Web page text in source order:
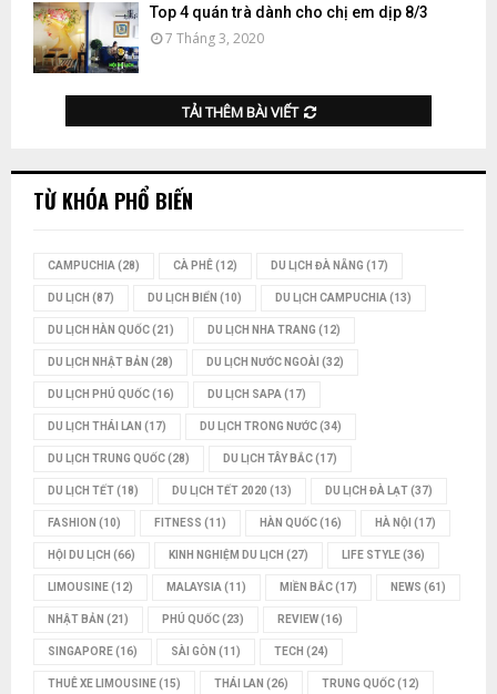
Top 4 quán trà dành cho chị em dịp 8/3
7 Tháng 3, 2020
TẢI THÊM BÀI VIẾT
TỪ KHÓA PHỔ BIẾN
CAMPUCHIA (28) CÀ PHÊ(12) DU LỊCH ĐÀ NẴNG (17)
DU LỊCH (87) DU LỊCH BIỂN (10) DU LỊCH CAMPUCHIA (13)
DU LỊCH HÀN QUỐC(21) DU LỊCH NHA TRANG (12)
DU LỊCH NHẬT BẢN (28) DU LỊCH NƯỚC NGOÀI (32)
DU LỊCH PHÚ QUỐC(16) DU LỊCH SAPA (17)
DU LỊCH THÁI LAN (17) DU LỊCH TRONG NƯỚC(34)
DU LỊCH TRUNG QUỐC(28) DU LỊCH TÂY BẮC(17)
DU LỊCH TẾT(18) DU LỊCH TẾT 2020 (13) DU LỊCH ĐÀ LẠT(37)
FASHION (10) FITNESS (11) HÀN QUỐC(16) HÀ NỘI (17)
HỘI DU LỊCH (66) KINH NGHIỆM DU LỊCH (27) LIFE STYLE(36)
LIMOUSINE(12) MALAYSIA (11) MIỀN BẮC(17) NEWS (61)
NHẬT BẢN (21) PHÚ QUỐC(23) REVIEW(16)
SINGAPORE(16) SÀI GÒN (11) TECH (24)
THUÊ XE LIMOUSINE(15) THÁI LAN (26) TRUNG QUỐC(12)